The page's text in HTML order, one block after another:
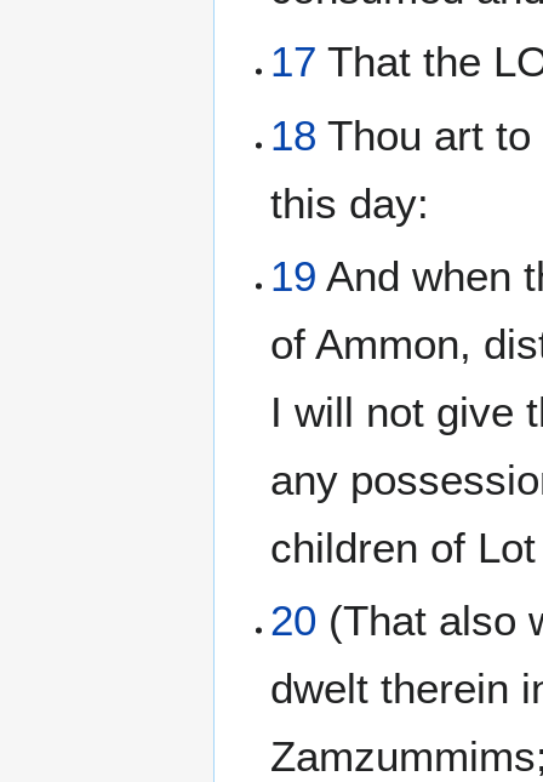
17 That the
18 Thou art
this day:
19 And when
of Ammon,
I will not give
any
children of
20 (That also
dwelt therein